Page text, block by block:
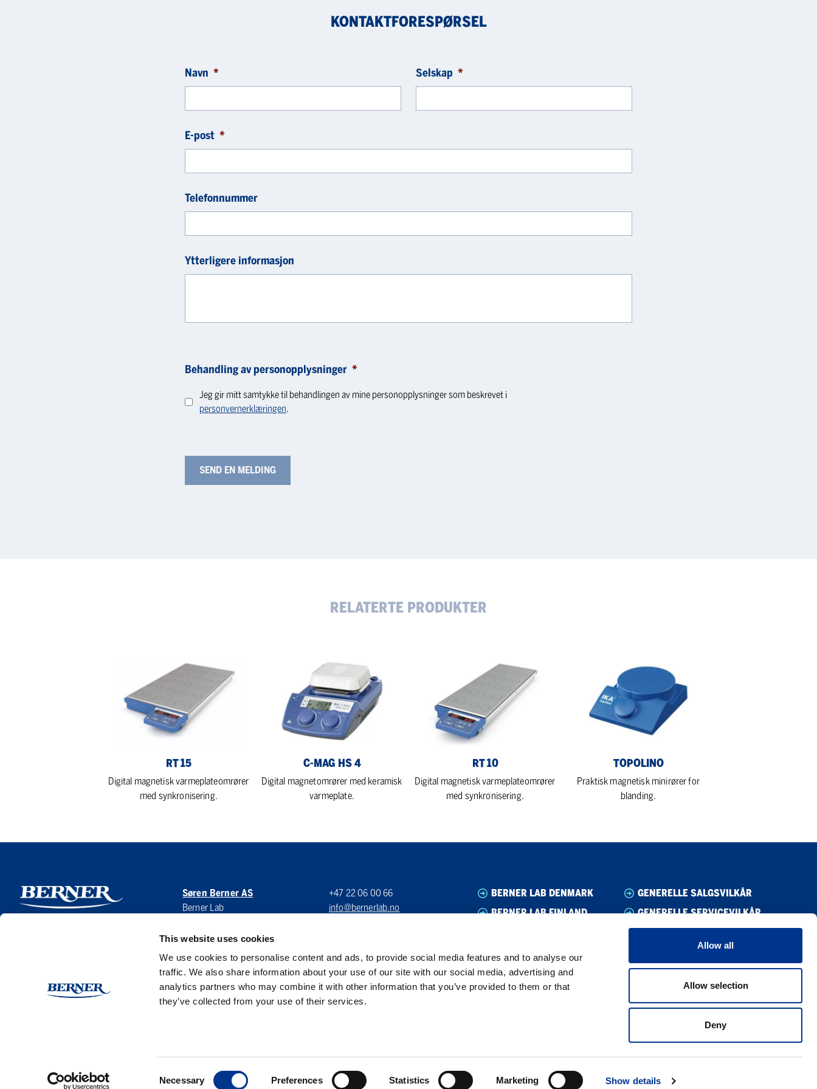
This website uses cookies
We use cookies to personalise content and ads, to provide social media features and to analyse our
traffic. We also share information about your use of our site with our social media, advertising and
analytics partners who may combine it with other information that you’ve provided to them or that
they’ve collected from your use of their services.
Necessary Preferences Statistics Marketing Show details
Allow all
Allow selection
Deny
KONTAKTFORESPØRSEL
Navn * Selskap *
E-post *
Telefonnummer
Ytterligere informasjon
Behandling av personopplysninger *
Jeg gir mitt samtykke til behandlingen av mine personopplysninger som beskrevet i
personvernerklæringen.
RELATERTE PRODUKTER
RT 15
Digital magnetisk varmeplateomrører
med synkronisering.
C-MAG HS 4
Digital magnetomrører med keramisk
varmeplate.
RT 10
Digital magnetisk varmeplateomrører
med synkronisering.
TOPOLINO
Praktisk magnetisk minirører for
blanding.
Søren Berner AS
Berner Lab
0275 Oslo
+47 22 06 00 66
info@bernerlab.no
BERNER LAB DENMARK
BERNER LAB FINLAND
GENERELLE SALGSVILKÅR
GENERELLE SERVICEVILKÅR
VARSLING/WHISTLEBLOWING
ETISKE RETNINGSLINJER
CODE OF CONDUCT SUPPLIER
PRIVACY POLICY
COOKIE POLICY